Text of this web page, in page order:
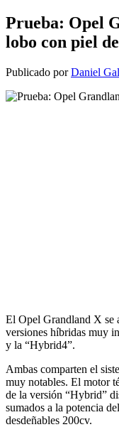
Prueba: Opel
lobo con piel
Publicado porDaniel
El Opel Grandland X se
versiones híbridas muy
y la “Hybrid4”.
Ambas comparten el
muy notables. El motor
de la versión “Hybrid”
sumados a la potencia
desdeñables 200cv.